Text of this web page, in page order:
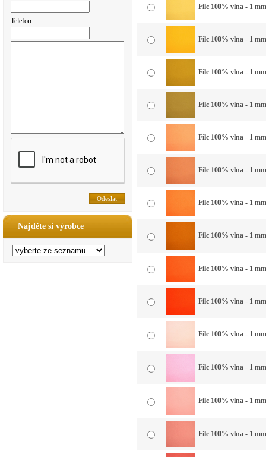
Telefon:
Najděte si výrobce
Filc 100% vlna - 1
Filc 100% vlna - 1
Filc 100% vlna - 1
Filc 100% vlna - 1
Filc 100% vlna - 1
Filc 100% vlna - 1
Filc 100% vlna - 1
Filc 100% vlna - 1
Filc 100% vlna - 1
Filc 100% vlna - 1
Filc 100% vlna - 1
Filc 100% vlna - 1
Filc 100% vlna - 1
Filc 100% vlna - 1